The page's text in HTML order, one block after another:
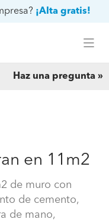
¡Alta gratis!
Haz una pregunta
en 11m2
de muro con
de cemento,
de mano,